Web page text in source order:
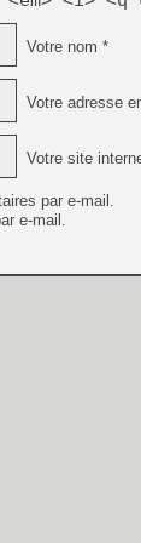
Votre nom *
Votre adresse
Votre site
par e-mail.
e-mail.